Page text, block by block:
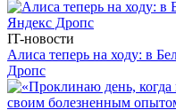
IT-новости
Алиса теперь на ходу: в
Дропс